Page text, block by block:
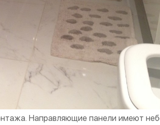
Направляющие панели имеют